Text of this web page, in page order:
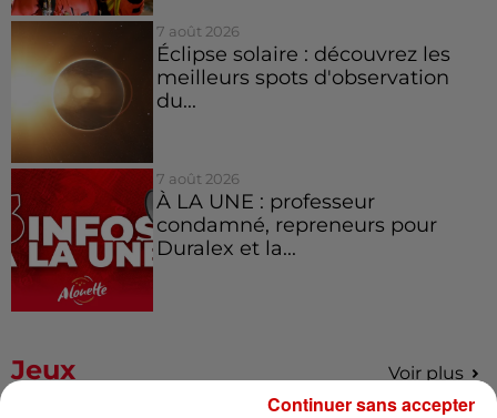
7 août 2026
Éclipse solaire : découvrez les
meilleurs spots d'observation
du...
7 août 2026
À LA UNE : professeur
condamné, repreneurs pour
Duralex et la...
Jeux Voir plus
Continuer sans accepter